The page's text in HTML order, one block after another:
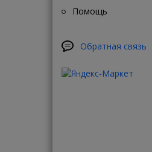
Помощь
Обратная связь